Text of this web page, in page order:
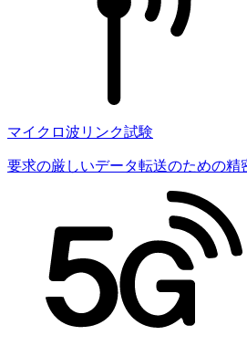
マイクロ波リンク試験
要求の厳しいデータ転送のための精